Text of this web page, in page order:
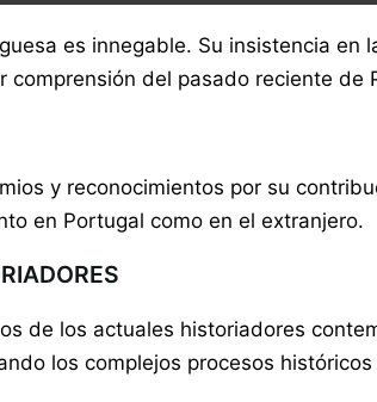
es innegable. Su insistencia
del pasado reciente de
y reconocimientos por su
en Portugal como en el extranjero.
de los actuales historiadores
los complejos procesos